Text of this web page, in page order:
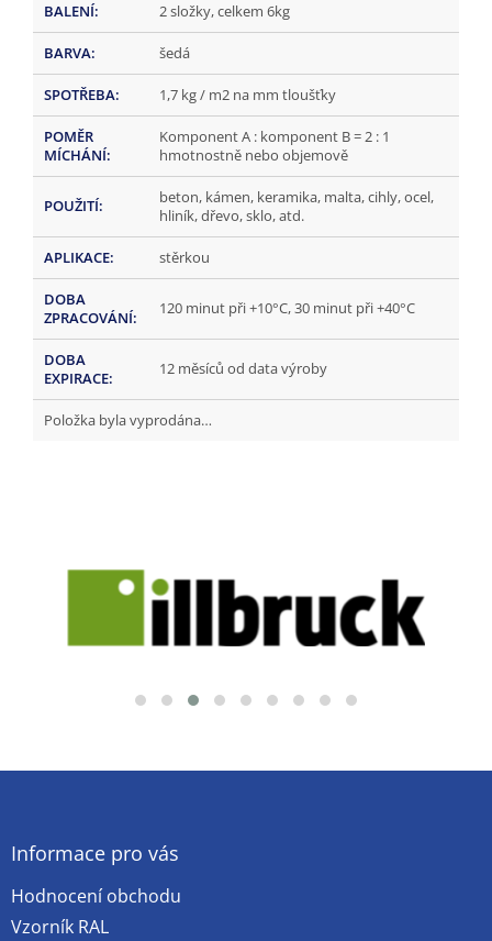
BALENÍ: 2 složky, celkem 6kg
BARVA: šedá
SPOTŘEBA: 1,7 kg / m2 na mm tloušťky
POMĚR
MÍCHÁNÍ:
Komponent A : komponent B = 2 : 1
hmotnostně nebo objemově
POUŽITÍ:
beton, kámen, keramika, malta, cihly, ocel,
hliník, dřevo, sklo, atd.
APLIKACE: stěrkou
DOBA
ZPRACOVÁNÍ: 120 minut při +10°C, 30 minut při +40°C
DOBA
EXPIRACE: 12 měsíců od data výroby
Položka byla vyprodána…
Informace pro vás
Hodnocení obchodu
Vzorník RAL